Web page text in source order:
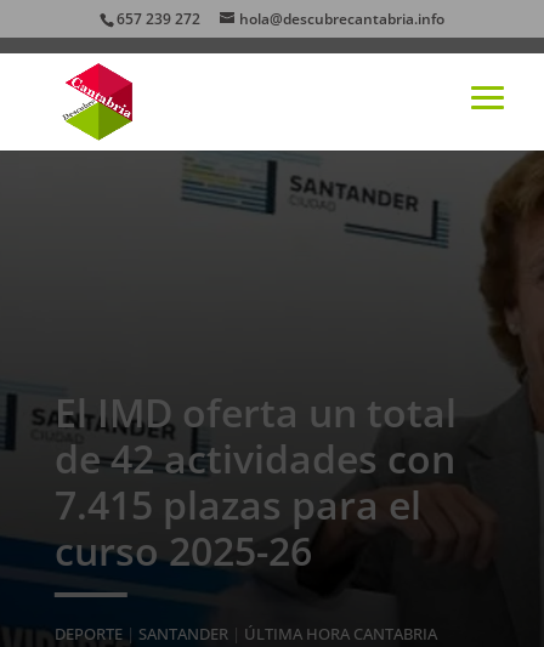
657 239 272 hola@descubrecantabria.info
El IMD oferta un total
de 42 actividades con
7.415 plazas para el
curso 2025-26
DEPORTE| SANTANDER| ÚLTIMA HORA CANTABRIA